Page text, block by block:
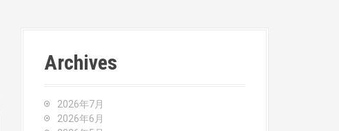
Archives
2026年7月
2026年6月